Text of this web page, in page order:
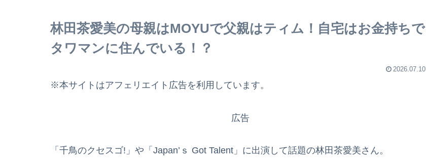
林田茶愛美の母親はMOYUで父親はティム！自宅はお金持ちで
タワマンに住んでいる！？
2026.07.10
※本サイトはアフェリエイト広告を利用しています。
広告
「千鳥のクセスゴ!」や「Japan’ｓ Got Talent」に出演して話題の林田茶愛美さん。